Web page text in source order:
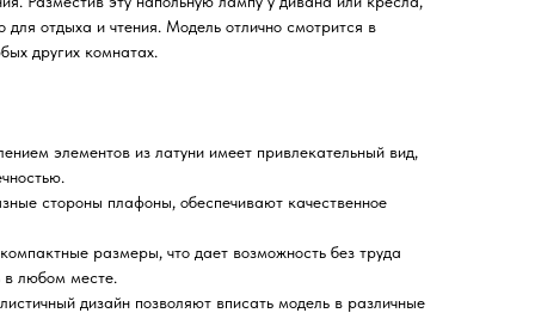
для отдыха и чтения. Модель отлично смотрится в
других комнатах.
элементов из латуни имеет привлекательный вид,
стороны плафоны, обеспечивают качественное
размеры, что дает возможность без труда
в любом месте.
дизайн позволяют вписать модель в различные